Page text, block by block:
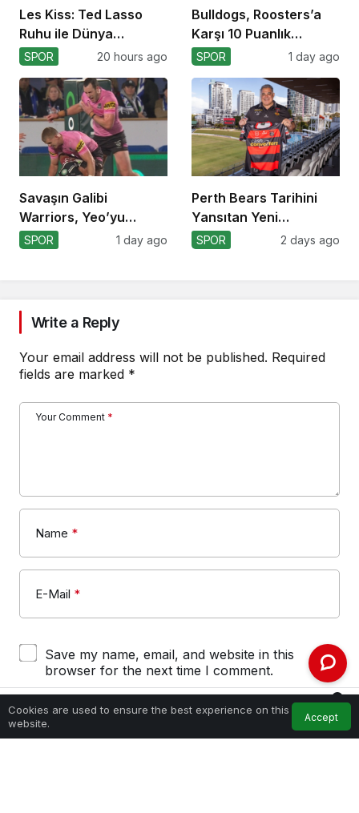
Les Kiss: Ted Lasso
Ruhu ile Dünya
Kupası’na
SPOR 20 hours ago
Bulldogs, Roosters’a
Karşı 10 Puanlık
Avantajı Yitirdi
SPOR 1 day ago
Savaşın Galibi
Warriors, Yeo’yu
Kaybetti!
SPOR 1 day ago
Perth Bears Tarihini
Yansıtan Yeni
Formasını Tanıttı
SPOR 2 days ago
Write a Reply
Your email address will not be published. Required
fields are marked *
Your Comment *
Name *
E-Mail *
Save my name, email, and website in this
browser for the next time I comment.
SUBMIT COMMENT LOGIN
Cookies are used to ensure the best experience on this
website.
Accept
Home Notifications